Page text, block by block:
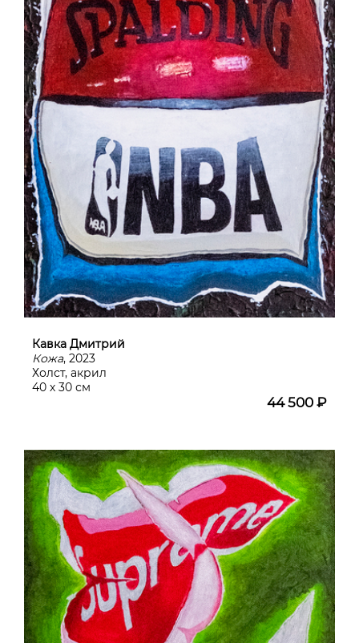
Кавка Дмитрий
Кожа, 2023
Холст, акрил
40 х 30 см
44 500 ₽